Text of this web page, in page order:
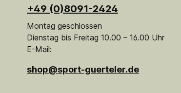
+49 (0)8091-2424
Montag geschlossen
Dienstag bis Freitag 10.00 – 16.00 Uhr
E-Mail:
shop@sport-guerteler.de